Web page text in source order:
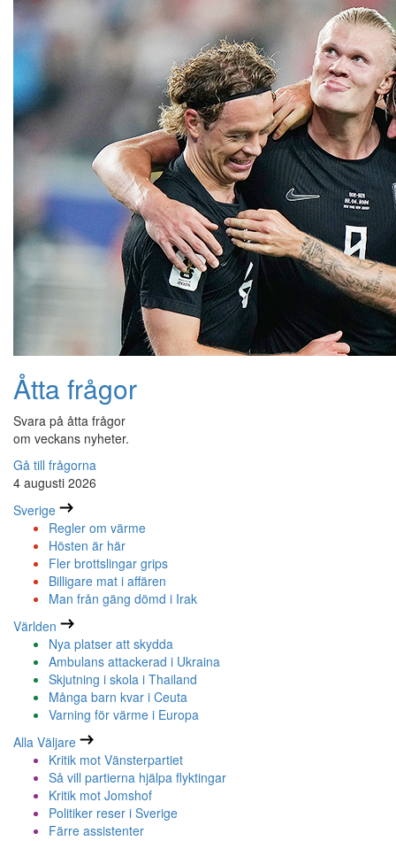
Åtta frågor
Svara på åtta frågor
om veckans nyheter.
Gå till frågorna
4 augusti 2026
Sverige
Regler om värme
Hösten är här
Fler brottslingar grips
Billigare mat i affären
Man från gäng dömd i Irak
Världen
Nya platser att skydda
Ambulans attackerad i Ukraina
Skjutning i skola i Thailand
Många barn kvar i Ceuta
Varning för värme i Europa
Alla Väljare
Kritik mot Vänsterpartiet
Så vill partierna hjälpa flyktingar
Kritik mot Jomshof
Politiker reser i Sverige
Färre assistenter